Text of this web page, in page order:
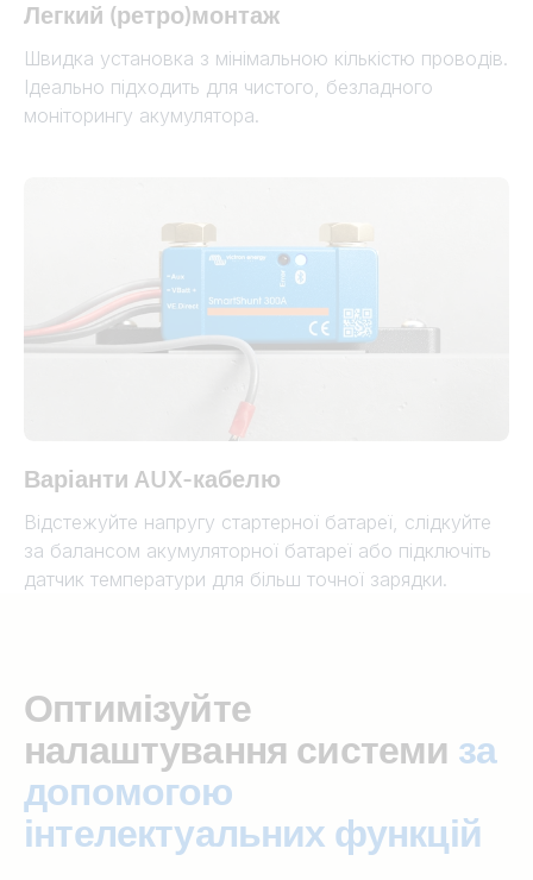
Легкий (ретро)монтаж
Швидка установка з мінімальною кількістю проводів.
Ідеально підходить для чистого, безладного
моніторингу акумулятора.
Варіанти AUX-кабелю
Відстежуйте напругу стартерної батареї, слідкуйте
за балансом акумуляторної батареї або підключіть
датчик температури для більш точної зарядки.
Оптимізуйте
налаштування системи за
допомогою
інтелектуальних функцій